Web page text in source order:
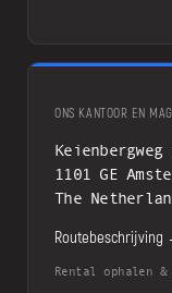
ONS KANTOOR EN
Keienbergweg
1101 GE
The
Routebeschrijving
Rental ophalen